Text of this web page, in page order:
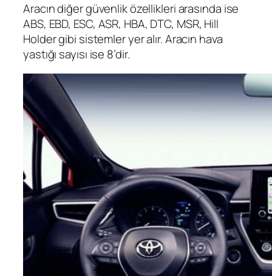
Aracın diğer güvenlik özellikleri arasında ise
ABS, EBD, ESC, ASR, HBA, DTC, MSR, Hill
Holder gibi sistemler yer alır. Aracın hava
yastığı sayısı ise 8’dir.